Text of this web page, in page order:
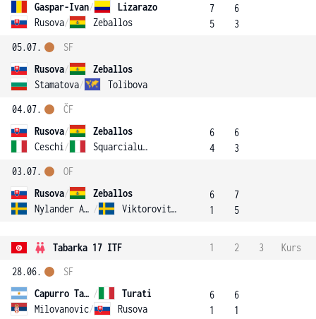
Gaspar-Ivan/
Lizarazo
Rusova/ Zeballos
7
5
6
3
05.07.
Rusova/
Zeballos
Stamatova/ Tolibova
SF
04.07.
Rusova/
Zeballos
Ceschi / Squarcialupi
ČF
6
4
6
3
03.07.
Rusova/
Zeballos
Nylander Altelius / Viktorovitch
OF
6
1
7
5
Tabarka 17 ITF 1 2 3
Kurs
28.06.
Capurro Taborda /
Turati
Milovanovic/ Rusova
SF
6
1
6
1